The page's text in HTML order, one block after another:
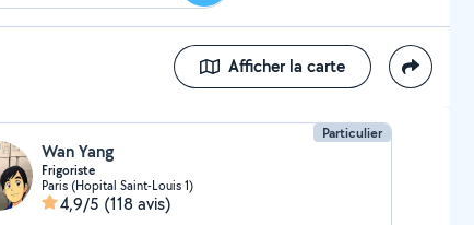
Afficher la carte
Particulier
Wan Yang
Frigoriste
Paris (Hopital Saint-Louis 1)
4,9/5 (118 avis)